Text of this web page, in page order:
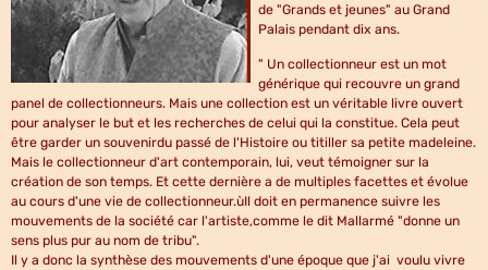
de "Grands et jeunes" au Grand
Palais pendant dix ans.
" Un collectionneur est un mot
générique qui recouvre un grand
panel de collectionneurs. Mais une collection est un véritable livre ouvert
pour analyser le but et les recherches de celui qui la constitue. Cela peut
être garder un souvenirdu passé de l'Histoire ou titiller sa petite madeleine.
Mais le collectionneur d'art contemporain, lui, veut témoigner sur la
création de son temps. Et cette dernière a de multiples facettes et évolue
au cours d'une vie de collectionneur.ùIl doit en permanence suivre les
mouvements de la société car l'artiste,comme le dit Mallarmé "donne un
sens plus pur au nom de tribu".
Il y a donc la synthèse des mouvements d'une époque que j'ai voulu vivre